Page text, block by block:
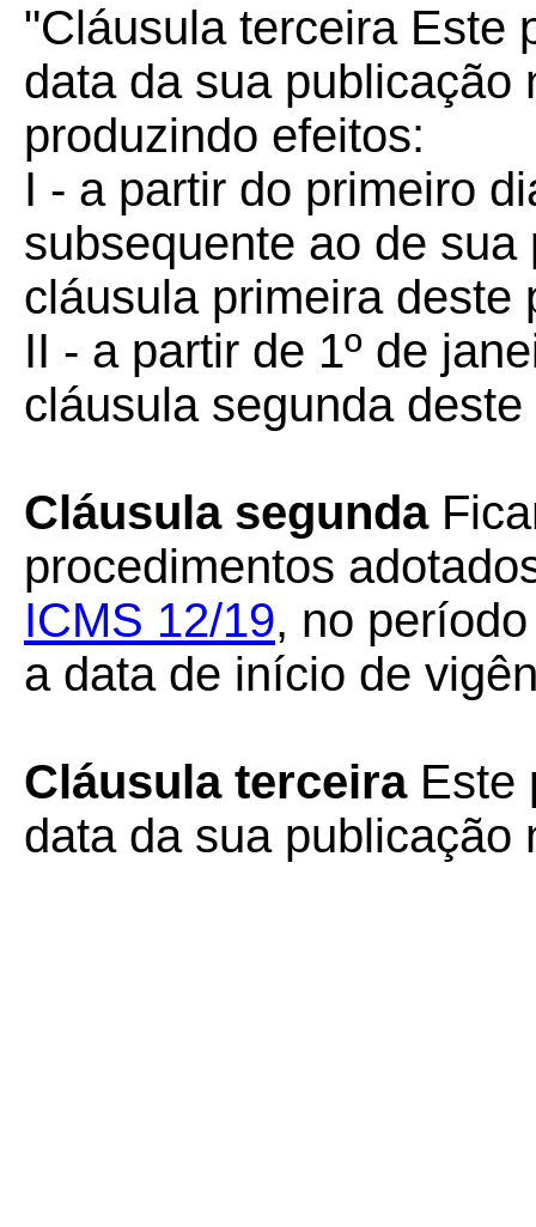
"Cláusula terceira Este
data da sua publicação
produzindo efeitos:
I - a partir do primeiro
subsequente ao de
cláusula primeira deste
II - a partir de 1º de
cláusula segunda
Cláusula segunda
procedimentos
ICMS 12/19, no
a data de início de
Cláusula terceira Este
data da sua publicação